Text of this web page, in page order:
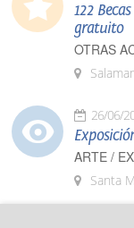
122
gratuito
OTRAS
26/06/
ARTE /
Santa